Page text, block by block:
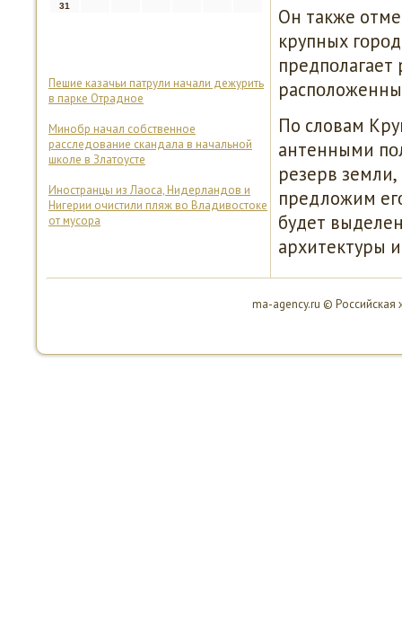
31
Пешие казачьи патрули начали дежурить
в парке Отрадное
Минобр начал собственное
расследование скандала в начальной
школе в Златоусте
Иностранцы из Лаоса, Нидерландов и
Нигерии очистили пляж во Владивостоке
от мусора
Он также
крупных
По словам
антенными
резерв
предложим
будет
архитектуры
ma-agency.ru ©